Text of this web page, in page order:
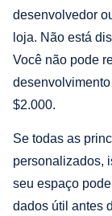
desenvolvedor
loja. Não está
Você não pode
$2.000.
Se todas as
personalizados,
seu espaço
dados útil antes